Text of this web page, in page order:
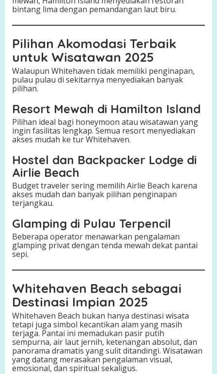
bintang lima dengan pemandangan laut biru.
Pilihan Akomodasi Terbaik
untuk Wisatawan 2025
Walaupun Whitehaven tidak memiliki penginapan,
pulau pulau di sekitarnya menyediakan banyak
pilihan.
Resort Mewah di Hamilton Island
Pilihan ideal bagi honeymoon atau wisatawan yang
ingin fasilitas lengkap. Semua resort menyediakan
akses mudah ke tur Whitehaven.
Hostel dan Backpacker Lodge di
Airlie Beach
Budget traveler sering memilih Airlie Beach karena
akses mudah dan banyak pilihan penginapan
terjangkau.
Glamping di Pulau Terpencil
Beberapa operator menawarkan pengalaman
glamping privat dengan tenda mewah dekat pantai
sepi.
Whitehaven Beach sebagai
Destinasi Impian 2025
Whitehaven Beach bukan hanya destinasi wisata
tetapi juga simbol kecantikan alam yang masih
terjaga. Pantai ini memadukan pasir putih
sempurna, air laut jernih, ketenangan absolut, dan
panorama dramatis yang sulit ditandingi. Wisatawan
yang datang merasakan pengalaman visual,
emosional, dan spiritual sekaligus.